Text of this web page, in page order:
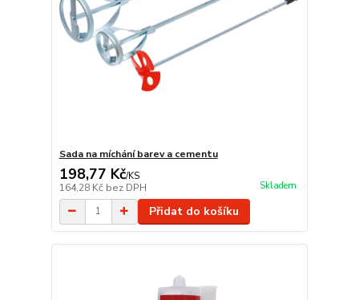
Sada na míchání barev a cementu
198,77 Kč/KS
164,28 Kč bez DPH Skladem
Přidat do košíku